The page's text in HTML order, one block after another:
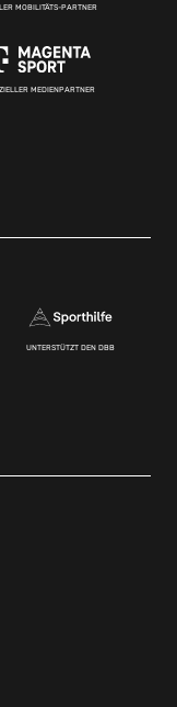
MOBILITÄTS-PARTNER
MEDIENPARTNER
UNTERSTÜTZT DEN DBB